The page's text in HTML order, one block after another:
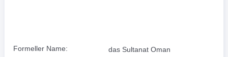
Formeller Name: das Sultanat Oman